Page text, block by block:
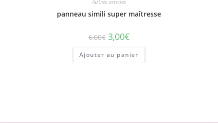
panneau simili super maîtresse
6,00€ 3,00€
Ajouter au panier